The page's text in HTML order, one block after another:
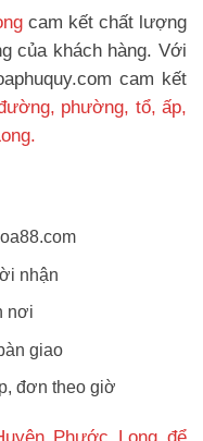
cam kết chất lượng
của khách hàng. Với
cam kết
phường, tổ, ấp,
nhận
nơi
giao
đơn theo giờ